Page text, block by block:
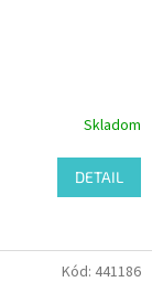
Skladom
DETAIL
Kód: 441186